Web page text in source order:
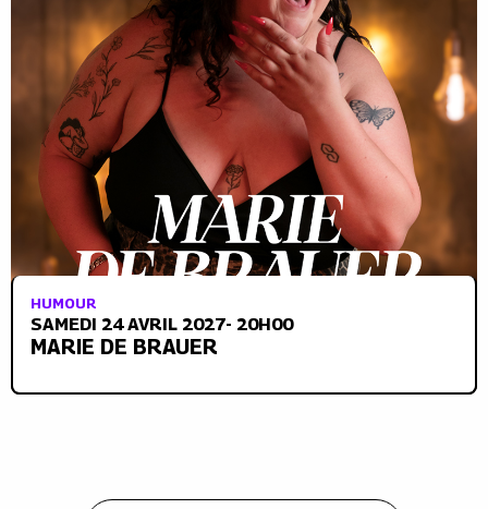
HUMOUR
SAMEDI 24 AVRIL 2027- 20H00
MARIE DE BRAUER